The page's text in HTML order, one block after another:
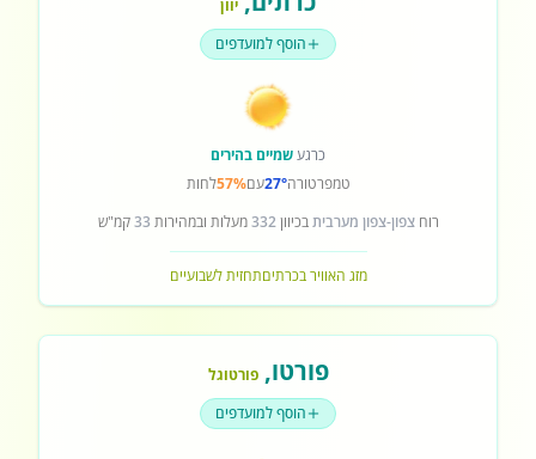
יוון
הוסף למועדפים
כרגעשמיים בהירים
טמפרטורה27°עם57%לחות
רוחצפון-צפון מערביתבכיוון332מעלות ובמהירות 33קמ"ש
מזג האוויר בכרתיםתחזית לשבועיים
פורטו,פורטוגל
הוסף למועדפים